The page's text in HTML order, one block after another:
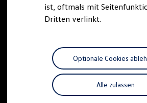
Software Updates
Service und Ersatzteile
Motorenöl und
Räder und Reifen
Pannen- und Unfallhilfe
Economy Service
Volkswagen Teile
Zubehör
ist, oftmals mit
Dritten verlinkt.
Alle zulassen
Optionale Cookies